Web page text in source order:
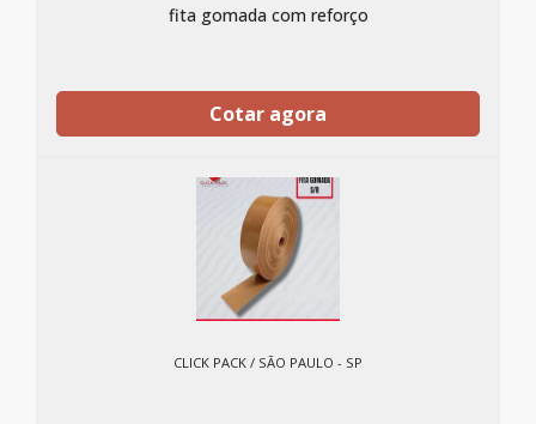
fita gomada com reforço
Cotar agora
CLICK PACK / SÃO PAULO - SP